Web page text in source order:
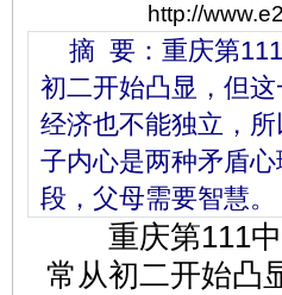
http://
摘 要：重庆第111
初二开始凸显，但
经济也不能独立，
子内心是两种矛盾
段，父母需要智慧。
重庆第111中
常从初二开始凸